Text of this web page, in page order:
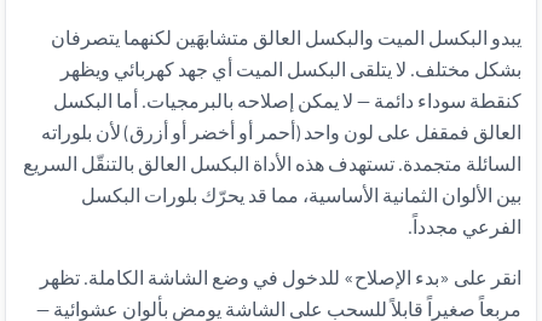
يبدو البكسل الميت والبكسل العالق متشابهَين لكنهما يتصرفان
بشكل مختلف. لا يتلقى البكسل الميت أي جهد كهربائي ويظهر
كنقطة سوداء دائمة — لا يمكن إصلاحه بالبرمجيات. أما البكسل
العالق فمقفل على لون واحد (أحمر أو أخضر أو أزرق) لأن بلوراته
السائلة متجمدة. تستهدف هذه الأداة البكسل العالق بالتنقّل السريع
بين الألوان الثمانية الأساسية، مما قد يحرّك بلورات البكسل
الفرعي مجدداً.
انقر على «بدء الإصلاح» للدخول في وضع الشاشة الكاملة. تظهر
مربعاً صغيراً قابلاً للسحب على الشاشة يومض بألوان عشوائية —